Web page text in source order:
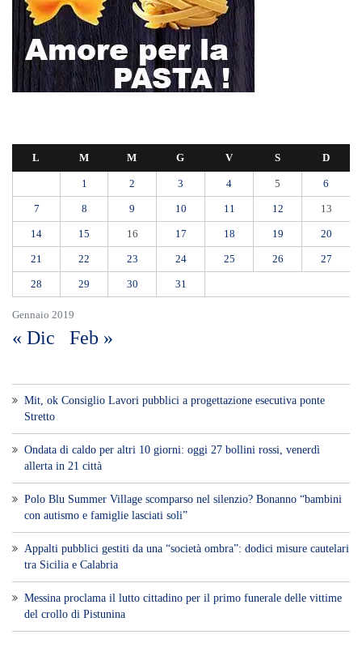
Gennaio 2019
L M M G V S D
1 2 3 4 5 6
7 8 9 10 11 12 13
14 15 16 17 18 19 20
21 22 23 24 25 26 27
28 29 30 31
« Dic Feb »
Mit, ok Consiglio Lavori pubblici a progettazione esecutiva ponte
Stretto
Ondata di caldo per altri 10 giorni: oggi 27 bollini rossi, venerdì
allerta in 21 città
Polo Blu Summer Village scomparso nel silenzio? Bonanno “bambini
con autismo e famiglie lasciati soli”
Appalti pubblici gestiti da una “società ombra”: dodici misure cautelari
tra Sicilia e Calabria
Messina proclama il lutto cittadino per il primo funerale delle vittime
del crollo di Pistunina